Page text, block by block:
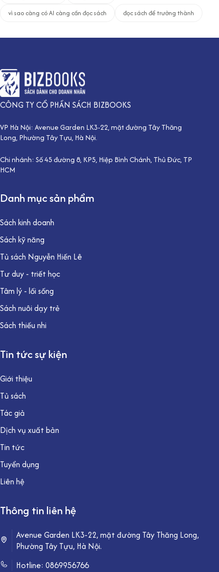
vì sao càng có AI càng cần đọc sách
đọc sách để trưởng thành
CÔNG TY CỔ PHẦN SÁCH BIZBOOKS
VP Hà Nội: Avenue Garden LK3-22, mặt đường Tây Thăng
Long, Phường Tây Tựu, Hà Nội.
Chi nhánh: Số 45 đường 8, KP5, Hiệp Bình Chánh, Thủ Đức, TP
HCM
Danh mục sản phẩm
Sách kinh doanh
Sách kỹ năng
Tủ sách Nguyễn Hiến Lê
Tư duy - triết học
Tâm lý - lối sống
Sách nuôi dạy trẻ
Sách thiếu nhi
Tin tức sự kiện
Giới thiệu
Tủ sách
Tác giả
Dịch vụ xuất bản
Tin tức
Tuyển dụng
Liên hệ
Thông tin liên hệ
Avenue Garden LK3-22, mặt đường Tây Thăng Long,
Phường Tây Tựu, Hà Nội.
Hotline: 0869956766